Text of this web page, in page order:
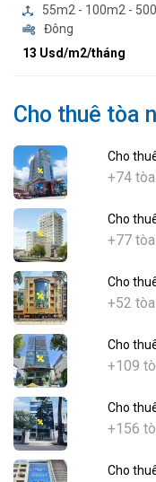
55m2 - 100m2 -
Đông
13 Usd/m2/tháng
Cho thuê tòa
Cho
+74
Cho
+77
Cho
+52
Cho
+109
Cho
+156
Cho